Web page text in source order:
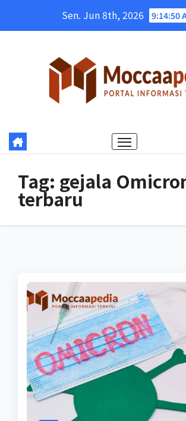
Sen. Jun 8th, 2026 9:14:51
Tag: gejala
terbaru